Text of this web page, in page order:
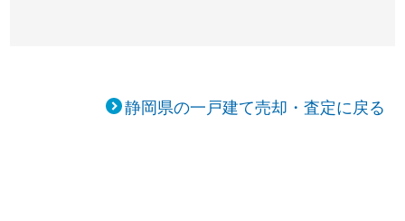
静岡県の一戸建て売却・査定に戻る